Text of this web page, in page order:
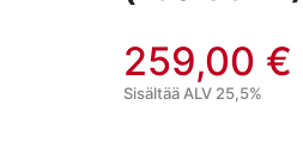
259,00 €
Sisältää ALV 25,5%